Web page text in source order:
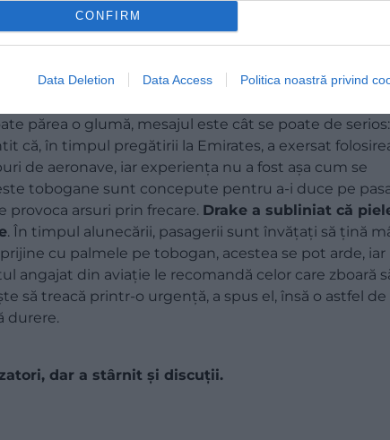
CONFIRM
Data Deletion Data Access Politica noastră privind
părea o glumă, mesajul este cât se poate de serios:
că, în timpul pregătirii la Emirates, a exersat
de aeronave, iar experiența nu a fost așa cum se
tobogane sunt concepute pentru a-i duce pe
provoca arsuri prin frecare. Drake a subliniat că
. În timpul alunecării, pasagerii sunt învățați să țină
cu palmele pe tobogan, acestea se pot arde, iar
angajat din aviație le recomandă celor care zboară
să treacă printr-o urgență, a spus el, însă o astfel de
durere.
dar a stârnit și discuții.